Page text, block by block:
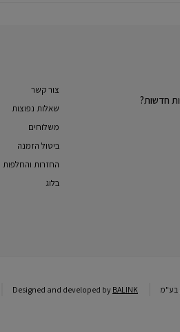
חדשות?
צור קשר
שאלות נפוצות
משלוחים
ביטול הזמנה
החזרות והחלפות
בלוג
בע"מ Designed and developed by BALINK